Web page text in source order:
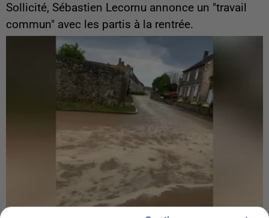
Sollicité, Sébastien Lecornu annonce un "travail
commun" avec les partis à la rentrée.